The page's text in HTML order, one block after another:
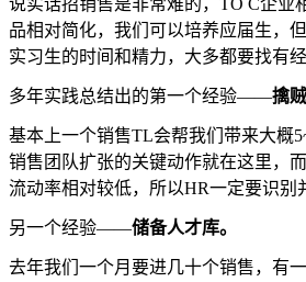
说实话招销售是非常难的，TO C企业
品相对简化，我们可以培养应届生，
实习生的时间和精力，大多都要找有经
多年实践总结出的第一个经验——擒
基本上一个销售TL会帮我们带来大概
销售团队扩张的关键动作就在这里，
流动率相对较低，所以HR一定要识别
另一个经验——储备人才库。
去年我们一个月要进几十个销售，有